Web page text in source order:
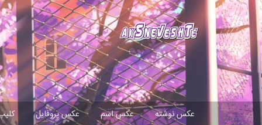
عکس نوشته عکس اسم عکس پروفایل